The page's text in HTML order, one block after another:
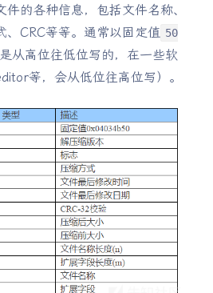
的各种信息，包括文件名称、
、CRC等等。通常以固定值 50
从高位往低位写的，在一些软
等，会从低位往高位写）。